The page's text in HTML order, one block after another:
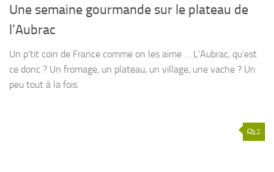
Une semaine gourmande sur le plateau de
l’Aubrac
Un p’tit coin de France comme on les aime … L’Aubrac, qu’est
ce donc ? Un fromage, un plateau, un village, une vache ? Un
peu tout à la fois.
2